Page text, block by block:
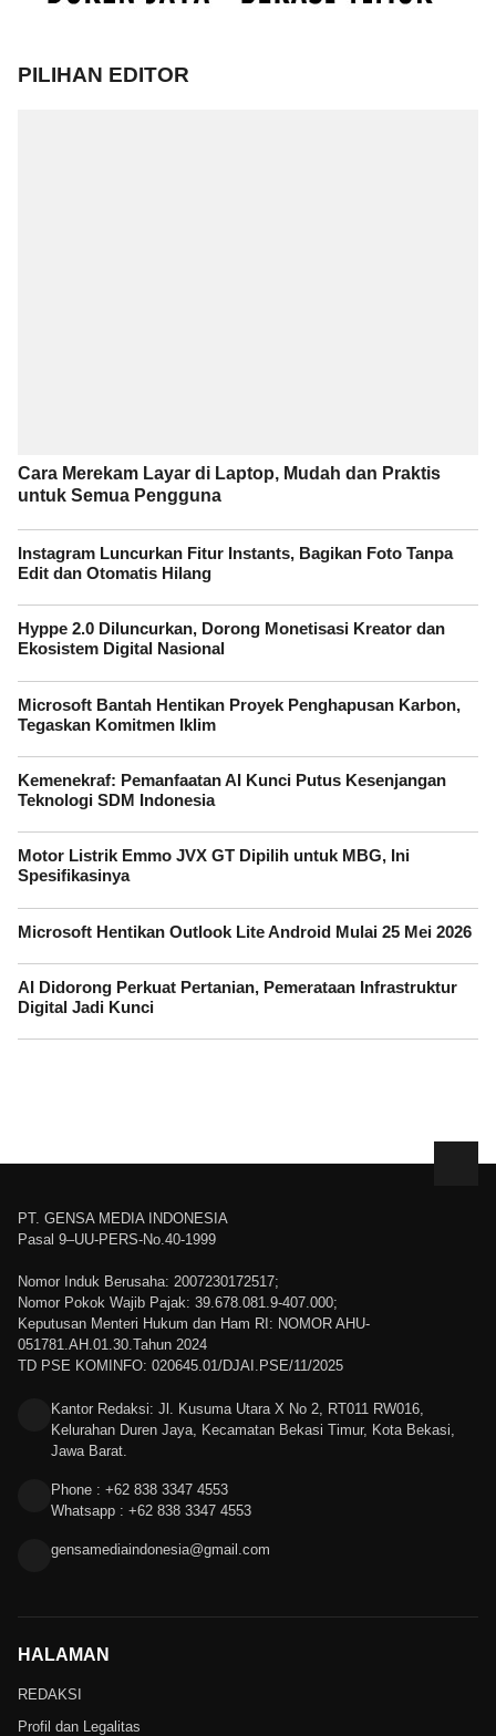
PILIHAN EDITOR
Cara Merekam Layar di Laptop, Mudah dan Praktis
untuk Semua Pengguna
Instagram Luncurkan Fitur Instants, Bagikan Foto Tanpa
Edit dan Otomatis Hilang
Hyppe 2.0 Diluncurkan, Dorong Monetisasi Kreator dan
Ekosistem Digital Nasional
Microsoft Bantah Hentikan Proyek Penghapusan Karbon,
Tegaskan Komitmen Iklim
Kemenekraf: Pemanfaatan AI Kunci Putus Kesenjangan
Teknologi SDM Indonesia
Motor Listrik Emmo JVX GT Dipilih untuk MBG, Ini
Spesifikasinya
Microsoft Hentikan Outlook Lite Android Mulai 25 Mei 2026
AI Didorong Perkuat Pertanian, Pemerataan Infrastruktur
Digital Jadi Kunci
PT. GENSA MEDIA INDONESIA
Pasal 9–UU-PERS-No.40-1999
Nomor Induk Berusaha: 2007230172517;
Nomor Pokok Wajib Pajak: 39.678.081.9-407.000;
Keputusan Menteri Hukum dan Ham RI: NOMOR AHU-
051781.AH.01.30.Tahun 2024
TD PSE KOMINFO: 020645.01/DJAI.PSE/11/2025
Kantor Redaksi: Jl. Kusuma Utara X No 2, RT011 RW016,
Kelurahan Duren Jaya, Kecamatan Bekasi Timur, Kota Bekasi,
Jawa Barat.
Phone : +62 838 3347 4553
Whatsapp : +62 838 3347 4553
gensamediaindonesia@gmail.com
HALAMAN
REDAKSI
Profil dan Legalitas